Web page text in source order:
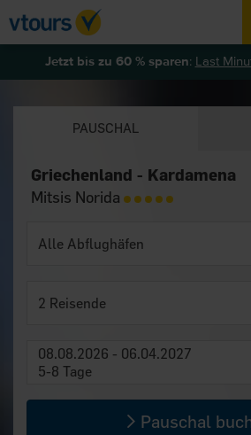
Jetzt bis zu 60 % sparen: Last
PAUSCHAL
Griechenland - Kardamena
Mitsis Norida
2 Reisende
08.08.2026 - 06.04.2027
5-8 Tage
Pauschal